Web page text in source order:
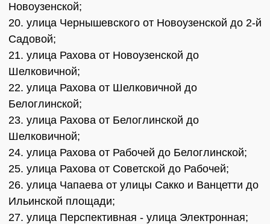
Новоузенской;
20. улица Чернышевского от Новоузенской до 2-й
Садовой;
21. улица Рахова от Новоузенской до
Шелковичной;
22. улица Рахова от Шелковичной до
Белоглинской;
23. улица Рахова от Белоглинской до
Шелковичной;
24. улица Рахова от Рабочей до Белоглинской;
25. улица Рахова от Советской до Рабочей;
26. улица Чапаева от улицы Сакко и Ванцетти до
Ильинской площади;
27. улица Перспективная - улица Электронная;